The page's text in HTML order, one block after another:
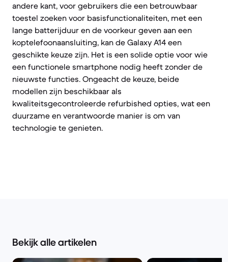
andere kant, voor gebruikers die een betrouwbaar
toestel zoeken voor basisfunctionaliteiten, met een
lange batterijduur en de voorkeur geven aan een
koptelefoonaansluiting, kan de Galaxy A14 een
geschikte keuze zijn. Het is een solide optie voor wie
een functionele smartphone nodig heeft zonder de
nieuwste functies. Ongeacht de keuze, beide
modellen zijn beschikbaar als
kwaliteitsgecontroleerde refurbished opties, wat een
duurzame en verantwoorde manier is om van
technologie te genieten.
Bekijk alle artikelen